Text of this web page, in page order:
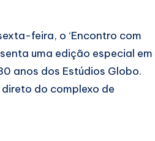
feira, o ‘Encontro com
uma edição especial em
anos dos Estúdios Globo.
do complexo de